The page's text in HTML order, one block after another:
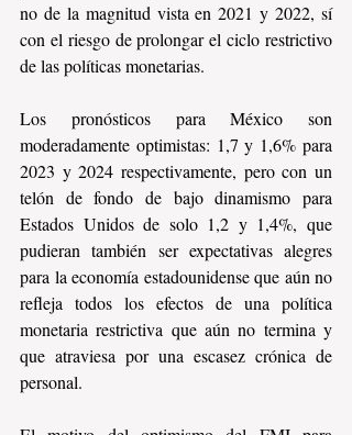
no de la magnitud vista en 2021 y 2022, sí
con el riesgo de prolongar el ciclo restrictivo
de las políticas monetarias.
Los pronósticos para México son
moderadamente optimistas: 1,7 y 1,6% para
2023 y 2024 respectivamente, pero con un
telón de fondo de bajo dinamismo para
Estados Unidos de solo 1,2 y 1,4%, que
pudieran también ser expectativas alegres
para la economía estadounidense que aún no
refleja todos los efectos de una política
monetaria restrictiva que aún no termina y
que atraviesa por una escasez crónica de
personal.